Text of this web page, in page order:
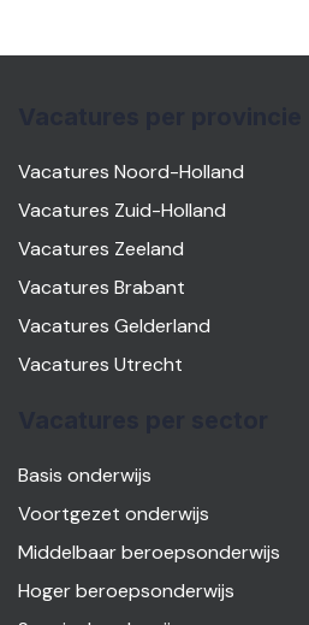
Vacatures Noord-Holland
Vacatures Zuid-Holland
Vacatures Zeeland
Vacatures Brabant
Vacatures Gelderland
Vacatures Utrecht
Basis onderwijs
Voortgezet onderwijs
Middelbaar beroepsonderwijs
Hoger beroepsonderwijs